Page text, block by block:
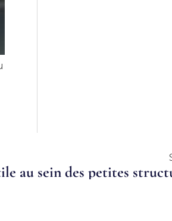
au sein des petites